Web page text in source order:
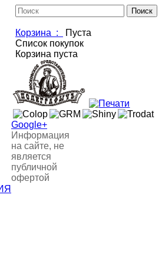
Корзина :
Пуста
Список покупок
Корзина пуста
Google+
Информация
на сайте, не
является
публичной
офертой